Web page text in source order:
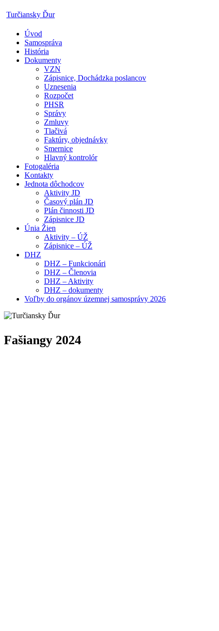
Skip
to
content
Turčiansky Ďur
Oficiálne
stránky
obce
Turčiansky
Úvod
Samospráva
História
Dokumenty
VZN
Zápisnice, Dochádzka poslancov
Uznesenia
Rozpočet
PHSR
Správy
Zmluvy
Tlačivá
Faktúry, objednávky
Smernice
Hlavný kontrolór
Fotogaléria
Kontakty
Jednota dôchodcov
Aktivity JD
Časový plán JD
Plán činnosti JD
Zápisnice JD
Únia Žien
Aktivity – ÚŽ
Zápisnice – ÚŽ
DHZ
DHZ – Funkcionári
DHZ – Členovia
DHZ – Aktivity
DHZ – dokumenty
Voľby do orgánov územnej samosprávy 2026
Fašiangy 2024